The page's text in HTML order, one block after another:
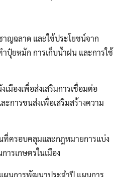
าญฉลาด และใช้ประโยชน์จาก
ปุ๋ยหมัก การเก็บน้ำฝน และการใช้
มืองเพื่อส่งเสริมการเชื่อมต่อ
การขนส่งเพื่อเสริมสร้างความ
ที่ครอบคลุมและกฎหมายการแบ่ง
รเกษตรในเมือง
ผนการพัฒนาประจำปี แผนการ